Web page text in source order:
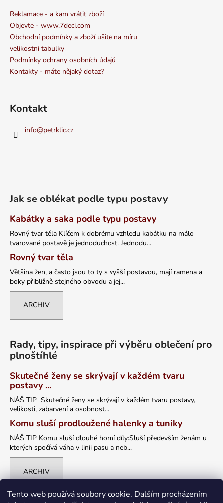
Tento web používá soubory cookie. Dalším procházením
Reklamace - a kam vrátit zboží
Objevte - www.7deci.com
Obchodní podmínky a zboží ušité na míru
velikostni tabulky
Podmínky ochrany osobních údajů
Kontakty - máte nějaký dotaz?
Kontakt
info@petrklic.cz
Jak se oblékat podle typu postavy
Kabátky a saka podle typu postavy
Rovný tvar těla Klíčem k dobrému vzhledu kabátku na málo
tvarované postavě je jednoduchost. Jednodu...
Rovný tvar těla
Většina žen, a často jsou to ty s vyšší postavou, mají ramena a
boky přibližně stejného obvodu a jej...
ARCHIV
Rady, tipy, inspirace při výběru oblečení pro
plnoštíhlé
Skutečné ženy se skrývají v každém tvaru
postavy ...
NÁŠ TIP Skutečné ženy se skrývají v každém tvaru postavy,
velikosti, zabarvení a osobnost...
Komu sluší prodloužené halenky a tuniky
NÁŠ TIP Komu sluší dlouhé horní díly:Sluší především ženám u
kterých spočívá váha v linii pasu a neb...
ARCHIV